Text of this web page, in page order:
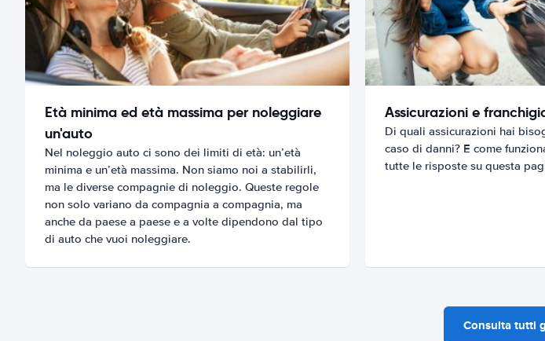
Età minima ed età massima per noleggiare
un'auto
Nel noleggio auto ci sono dei limiti di età: un’età
minima e un’età massima. Non siamo noi a stabilirli,
ma le diverse compagnie di noleggio. Queste regole
non solo variano da compagnia a compagnia, ma
anche da paese a paese e a volte dipendono dal tipo
di auto che vuoi noleggiare.
Assicurazioni e
Di quali assicurazioni hai
caso di danni? E come
tutte le risposte su questa
Consulta tutti